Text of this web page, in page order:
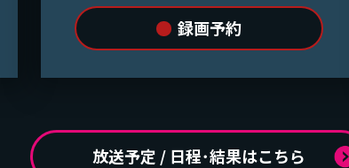
録画予約
放送予定 / 日程･結果はこちら